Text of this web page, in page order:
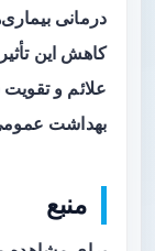
درمانی
کاهش این
علائم و
بهداشت
منبع